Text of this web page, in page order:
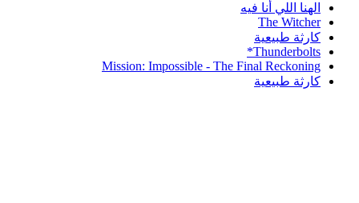
الهنا اللي أنا فيه
The Witcher
كارثة طبيعية
Thunderbolts*
Mission: Impossible - The Final Reckoning
كارثة طبيعية